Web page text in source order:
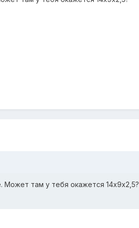
там у тебя окажется 14х9х2,5?